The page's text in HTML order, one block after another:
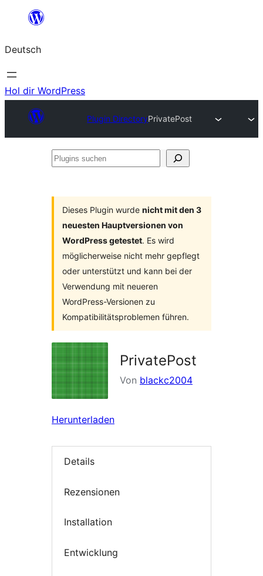
springen
Deutsch
Hol dir WordPress
Plugin DirectoryPrivatePost
Plugins
Dieses Plugin wurde nicht mit den 3
neuesten Hauptversionen von
WordPress getestet. Es wird
möglicherweise nicht mehr gepflegt
oder unterstützt und kann bei der
Verwendung mit neueren
WordPress-Versionen zu
Kompatibilitätsproblemen führen.
PrivatePost
Von blackc2004
Herunterladen
Details
Rezensionen
Installation
Entwicklung